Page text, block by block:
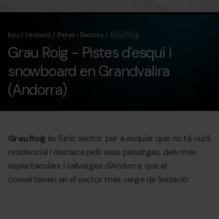
Inici L'estació Pistes i Sectors Grau Roig
Grau Roig - Pistes d'esquí i
snowboard en Grandvalira
(Andorra)
Grau Roig és l'únic sector per a esquiar que no té nucli
residencial i destaca pels seus paisatges, dels més
espectaculars i salvatges d'Andorra, que el
converteixen en el sector més verge de l'estació.